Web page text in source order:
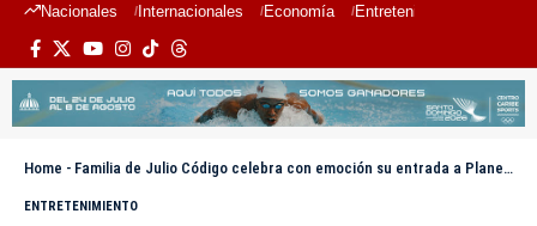
Nacionales Internacionales Economía Entretenimiento
Home - Familia de Julio Código celebra con emoción su entrada a Planeta Alofoke
ENTRETENIMIENTO